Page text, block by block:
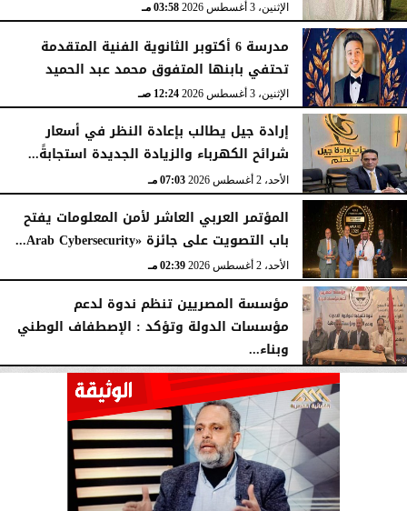
الإثنين، 3 أغسطس 2026 03:58 مـ
مدرسة 6 أكتوبر الثانوية الفنية المتقدمة
تحتفي بابنها المتفوق محمد عبد الحميد
الإثنين، 3 أغسطس 2026 12:24 صـ
إرادة جيل يطالب بإعادة النظر في أسعار
شرائح الكهرباء والزيادة الجديدة استجابةً...
الأحد، 2 أغسطس 2026 07:03 مـ
المؤتمر العربي العاشر لأمن المعلومات يفتح
باب التصويت على جائزة «Arab Cybersecurity...
الأحد، 2 أغسطس 2026 02:39 مـ
مؤسسة المصريين تنظم ندوة لدعم
مؤسسات الدولة وتؤكد : الإصطفاف الوطني
وبناء...
الأحد، 2 أغسطس 2026 10:20 صـ